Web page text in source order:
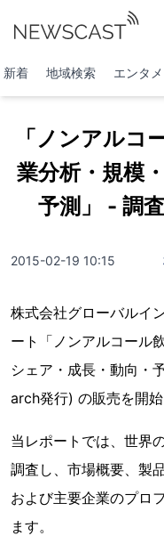
新着 地域検索 エンタメ
「ノンアルコ
業分析・規模
予測」 - 調
2015-02-19 10:15
株式会社グローバルイ
ート「ノンアルコール
シェア・成長・動向・
arch発行) の販売を開始
当レポートでは、世界
調査し、市場概要、製
および主要企業のプロ
ます。